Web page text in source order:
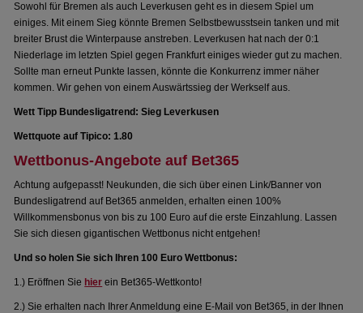
Sowohl für Bremen als auch Leverkusen geht es in diesem Spiel um
einiges. Mit einem Sieg könnte Bremen Selbstbewusstsein tanken und mit
breiter Brust die Winterpause anstreben. Leverkusen hat nach der 0:1
Niederlage im letzten Spiel gegen Frankfurt einiges wieder gut zu machen.
Sollte man erneut Punkte lassen, könnte die Konkurrenz immer näher
kommen. Wir gehen von einem Auswärtssieg der Werkself aus.
Wett Tipp Bundesligatrend: Sieg Leverkusen
Wettquote auf Tipico: 1.80
Wettbonus-Angebote auf Bet365
Achtung aufgepasst! Neukunden, die sich über einen Link/Banner von
Bundesligatrend auf Bet365 anmelden, erhalten einen 100%
Willkommensbonus von bis zu 100 Euro auf die erste Einzahlung. Lassen
Sie sich diesen gigantischen Wettbonus nicht entgehen!
Und so holen Sie sich Ihren 100 Euro Wettbonus:
1.) Eröffnen Sie hier ein Bet365-Wettkonto!
2.) Sie erhalten nach Ihrer Anmeldung eine E-Mail von Bet365, in der Ihnen